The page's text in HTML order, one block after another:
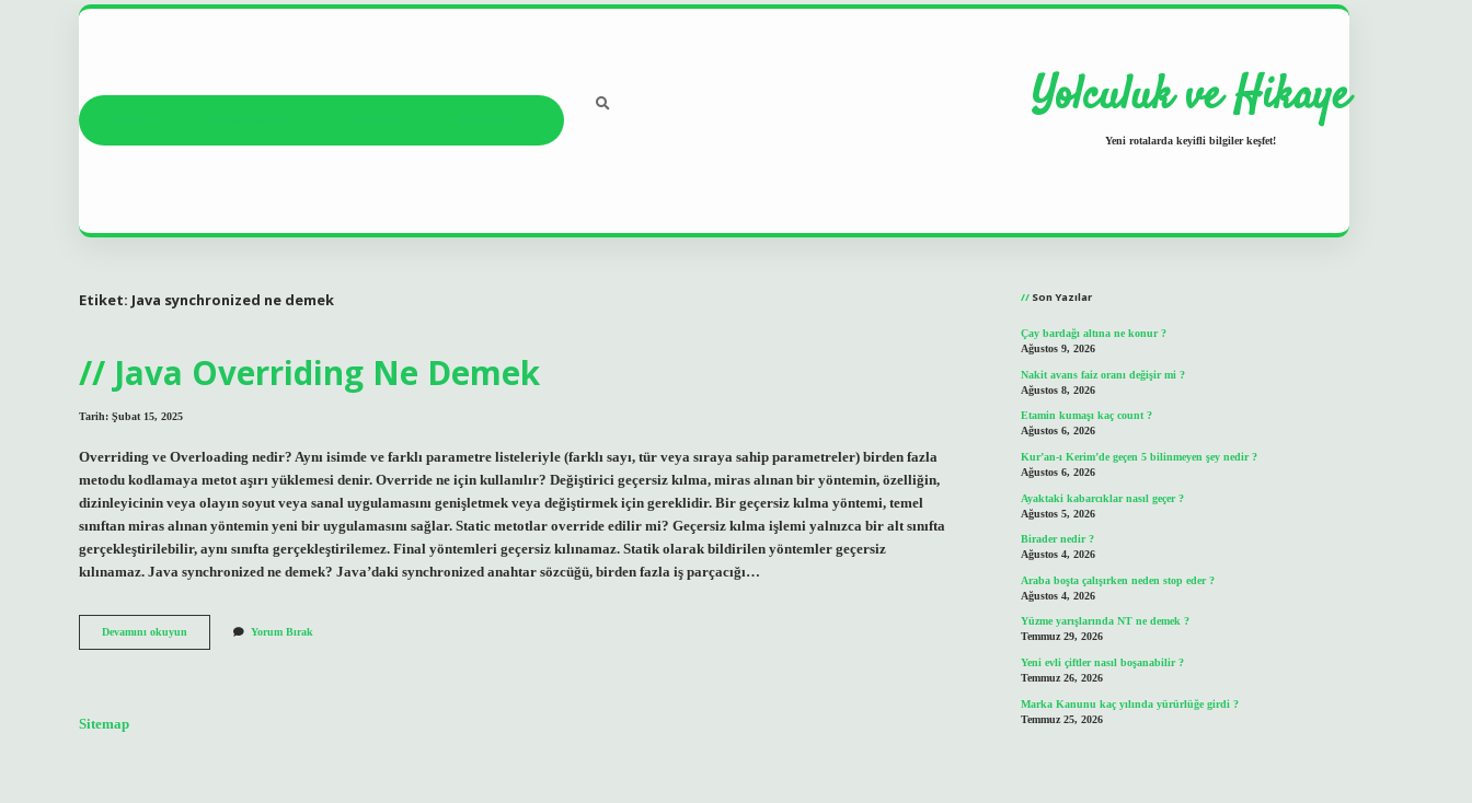
Yolculuk ve Hikaye
Yeni rotalarda keyifli bilgiler keşfet!
Etiket: Java synchronized ne demek
Java Overriding Ne Demek
Tarih: Şubat 15, 2025
Overriding ve Overloading nedir? Aynı isimde ve farklı parametre listeleriyle (farklı sayı, tür veya sıraya sahip parametreler) birden fazla
metodu kodlamaya metot aşırı yüklemesi denir. Override ne için kullanılır? Değiştirici geçersiz kılma, miras alınan bir yöntemin, özelliğin,
dizinleyicinin veya olayın soyut veya sanal uygulamasını genişletmek veya değiştirmek için gereklidir. Bir geçersiz kılma yöntemi, temel
sınıftan miras alınan yöntemin yeni bir uygulamasını sağlar. Static metotlar override edilir mi? Geçersiz kılma işlemi yalnızca bir alt sınıfta
gerçekleştirilebilir, aynı sınıfta gerçekleştirilemez. Final yöntemleri geçersiz kılınamaz. Statik olarak bildirilen yöntemler geçersiz
kılınamaz. Java synchronized ne demek? Java’daki synchronized anahtar sözcüğü, birden fazla iş parçacığı…
Devamını okuyun
Overriding
Yorum Bırak
Sitemap
Son Yazılar
Çay bardağı altına ne konur ?
Ağustos 9, 2026
Nakit avans faiz oranı değişir mi ?
Ağustos 8, 2026
Etamin kumaşı kaç count ?
Ağustos 6, 2026
Kur’an-ı Kerim’de geçen 5 bilinmeyen şey nedir ?
Ağustos 6, 2026
Ayaktaki kabarcıklar nasıl geçer ?
Ağustos 5, 2026
Birader nedir ?
Ağustos 4, 2026
Araba boşta çalışırken neden stop eder ?
Ağustos 4, 2026
Yüzme yarışlarında NT ne demek ?
Temmuz 29, 2026
Yeni evli çiftler nasıl boşanabilir ?
Temmuz 26, 2026
Marka Kanunu kaç yılında yürürlüğe girdi ?
Temmuz 25, 2026